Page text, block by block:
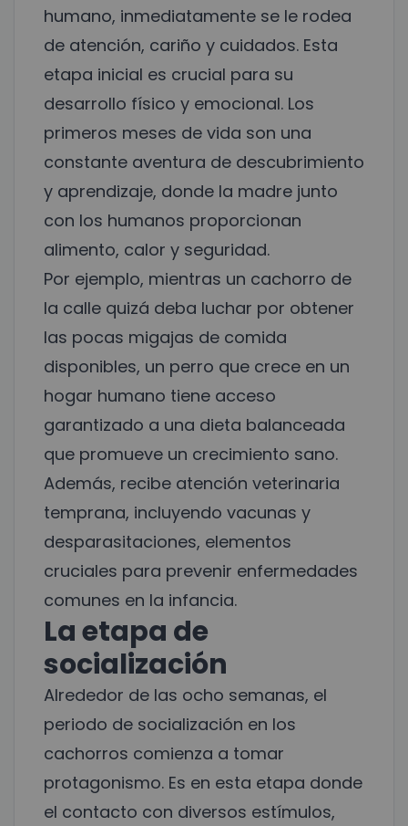
humano, inmediatamente se le rodea
de atención, cariño y cuidados. Esta
etapa inicial es crucial para su
desarrollo físico y emocional. Los
primeros meses de vida son una
constante aventura de descubrimiento
y aprendizaje, donde la madre junto
con los humanos proporcionan
alimento, calor y seguridad.
Por ejemplo, mientras un cachorro de
la calle quizá deba luchar por obtener
las pocas migajas de comida
disponibles, un perro que crece en un
hogar humano tiene acceso
garantizado a una dieta balanceada
que promueve un crecimiento sano.
Además, recibe atención veterinaria
temprana, incluyendo vacunas y
desparasitaciones, elementos
cruciales para prevenir enfermedades
comunes en la infancia.
La etapa de
socialización
Alrededor de las ocho semanas, el
periodo de socialización en los
cachorros comienza a tomar
protagonismo. Es en esta etapa donde
el contacto con diversos estímulos,